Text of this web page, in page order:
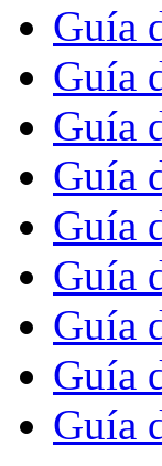
Guía
Guía
Guía
Guía
Guía
Guía
Guía
Guía
Guía